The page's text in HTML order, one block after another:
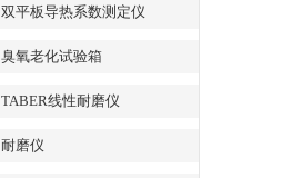
双平板导热系数测定仪
臭氧老化试验箱
TABER线性耐磨仪
耐磨仪